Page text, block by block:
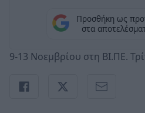
Προσθήκη ως
στα
9-13 Νοεμβρίου στη ΒΙ.ΠΕ.